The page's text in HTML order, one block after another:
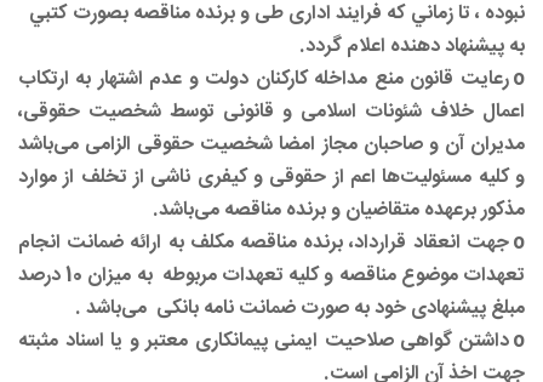
نبوده ، تا زماني که فرایند اداری طی و برنده مناقصه بصورت كتبي
به پيشنهاد دهنده اعلام گردد.
oرعایت قانون منع مداخله کارکنان دولت و عدم اشتهار به ارتکاب
اعمال خلاف شئونات اسلامی و قانونی توسط شخصیت حقوقی،
مدیران آن و صاحبان مجاز امضا شخصیت حقوقی الزامی می‌باشد
و کلیه مسئولیت‌ها اعم از حقوقی و کیفری ناشی از تخلف از موارد
مذکور برعهده متقاضیان و برنده مناقصه می‌باشد.
oجهت انعقاد قرارداد، برنده مناقصه مکلف به ارائه ضمانت انجام
تعهدات موضوع مناقصه و کلیه تعهدات مربوطه
به میزان 10 درصد
مبلغ پیشنهادی خود به صورت ضمانت نامه بانکی می‌باشد .
oداشتن گواهی صلاحیت ایمنی پیمانکاری معتبر و یا اسناد مثبته
جهت اخذ آن الزامی است.